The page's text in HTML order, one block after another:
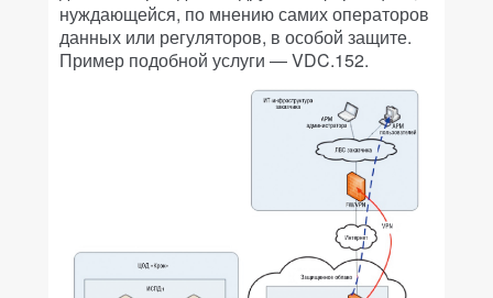
нуждающейся, по мнению самих операторов
данных или регуляторов, в особой защите.
Пример подобной услуги — VDC.152.